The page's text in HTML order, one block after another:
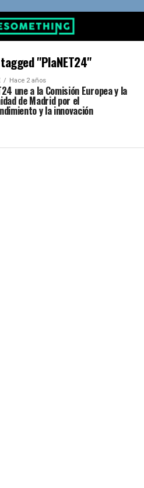
"PlaNET24"
Hace 2 años
une a la Comisión Europea y la
de Madrid por el
y la innovación